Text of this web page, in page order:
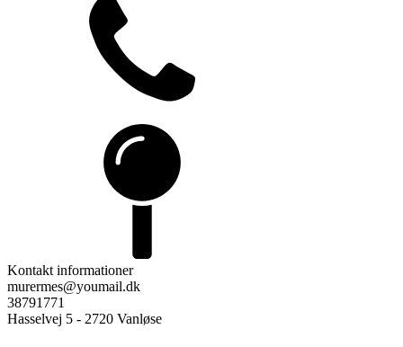
Kontakt informationer
murermes@youmail.dk
38791771
Hasselvej 5 - 2720 Vanløse